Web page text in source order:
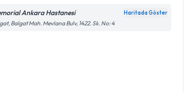
Ankara Hastanesi Haritada Göster
Balgat Mah. Mevlana Bulv, 1422. Sk. No: 4